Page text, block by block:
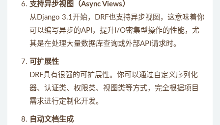
支持异步视图（Async Views）
从Django 3.1开始，DRF也支持异步视图，这意味着你
可以编写异步的API，提升I/O密集型操作的性能，尤
其是在处理大量数据库查询或外部API请求时。
可扩展性
DRF具有很强的可扩展性。你可以通过自定义序列化
器、认证类、权限类、视图类等方式，完全根据项目
需求进行定制化开发。
自动文档生成